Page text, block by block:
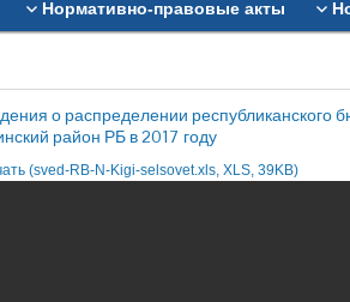
Нормативно-правовые акты
о распределении республиканского
район РБ в 2017 году
(sved-RB-N-Kigi-selsovet.xls, XLS, 39KB)